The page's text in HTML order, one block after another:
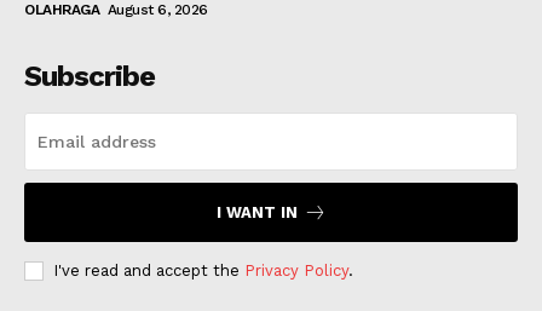
OLAHRAGA August 6, 2026
Subscribe
I WANT IN
I've read and accept the Privacy Policy.